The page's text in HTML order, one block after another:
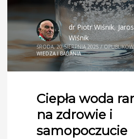
dr Piotr Wiśnik,
Wiśnik
ŚRODA, 20 SIERPNIA 2025 /
WIEDZA I BADANIA
Ciepła woda
na zdrowie i
samopoczucie